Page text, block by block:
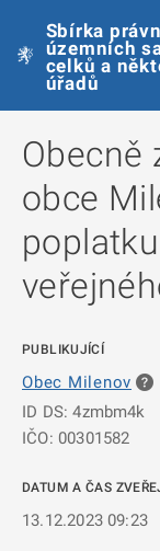
Sbírka
územních
celků a
úřadů
Obecně
obce
PUBLIKUJÍCÍ
Obec Milenov
ID DS: 4zmbm4k
IČO: 00301582
DATUM A ČAS
13.12.2023 09:23